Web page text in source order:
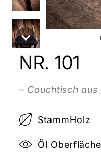
NR. 101
– Couchtisch
StammHolz
Öl Oberfläche